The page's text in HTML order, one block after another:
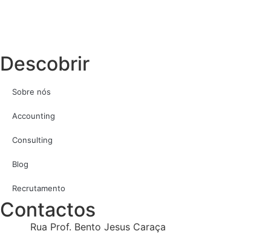
Descobrir
Sobre nós
Accounting
Consulting
Blog
Recrutamento
Contactos
Rua Prof. Bento Jesus Caraça